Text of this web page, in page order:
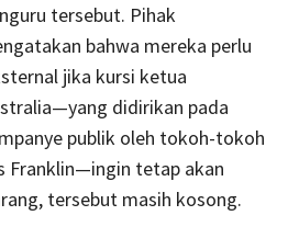
tersebut. Pihak
bahwa mereka perlu
jika kursi ketua
didirikan pada
publik oleh tokoh-tokoh
Franklin—ingin tetap akan
tersebut masih kosong.